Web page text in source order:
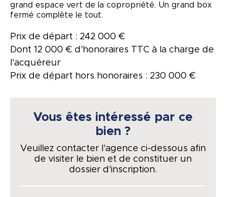
grand espace vert de la copropriété. Un grand box
fermé complète le tout.
Prix de départ : 242 000 €
Dont 12 000 € d'honoraires TTC à la charge de
l'acquéreur
Prix de départ hors honoraires : 230 000 €
Vous êtes intéressé par ce
bien ?
Veuillez contacter l'agence ci-dessous afin
de visiter le bien et de constituer un
dossier d'inscription.